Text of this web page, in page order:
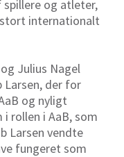
spillere og atleter,
internationalt
Julius Nagel
Larsen, der for
og nyligt
rollen i AaB, som
Larsen vendte
fungeret som